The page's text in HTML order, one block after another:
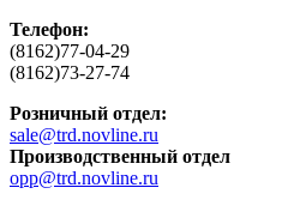
Телефон:
(8162)77-04-29
(8162)73-27-74
Розничный отдел:
sale@trd.novline.ru
Производственный отдел
opp@trd.novline.ru